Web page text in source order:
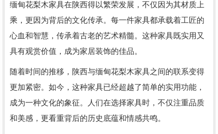
缅甸花梨木家具在陕西得以繁荣发展，不仅因为其材质上
乘，更因为背后的文化传承。每一件家具都承载着工匠的
心血和智慧，传承着古老的艺术精髓。这种家具既实用又
具有观赏价值，成为家居装饰的佳品。
随着时间的推移，陕西与缅甸花梨木家具之间的联系变得
更加紧密。如今，这种家具已经超越了简单的实用功能，
成为一种文化的象征。人们在选择家具时，不仅注重品质
和美感，更看重背后的历史底蕴和情感共鸣。